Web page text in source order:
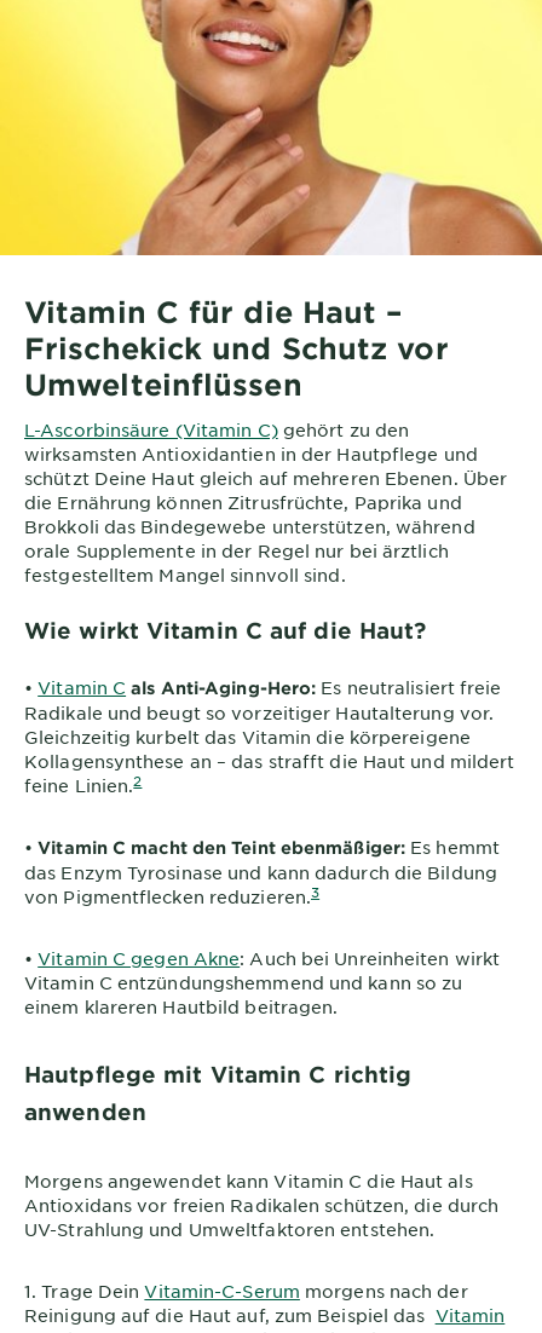
Vitamin C für die Haut –
Frischekick und Schutz vor
Umwelteinflüssen
L-Ascorbinsäure (Vitamin C)gehört zu den
wirksamsten Antioxidantien in der Hautpflege und
schützt Deine Haut gleich auf mehreren Ebenen. Über
die Ernährung können Zitrusfrüchte, Paprika und
Brokkoli das Bindegewebe unterstützen, während
orale Supplemente in der Regel nur bei ärztlich
festgestelltem Mangel sinnvoll sind.
Wie wirkt Vitamin C auf die Haut?
•Vitamin C als Anti-Aging-Hero: Es neutralisiert freie
Radikale und beugt so vorzeitiger Hautalterung vor.
Gleichzeitig kurbelt das Vitamin die körpereigene
Kollagensynthese an – das strafft die Haut und mildert
feine Linien.2
•Vitamin C macht den Teint ebenmäßiger: Es hemmt
das Enzym Tyrosinase und kann dadurch die Bildung
von Pigmentflecken reduzieren.3
•Vitamin C gegen Akne: Auch bei Unreinheiten wirkt
Vitamin C entzündungshemmend und kann so zu
einem klareren Hautbild beitragen.
Hautpflege mit Vitamin C richtig
anwenden
Morgens angewendet kann Vitamin C die Haut als
Antioxidans vor freien Radikalen schützen, die durch
UV-Strahlung und Umweltfaktoren entstehen.
1. Trage DeinVitamin-C-Serum morgens nach der
Reinigung auf die Haut auf, zum Beispiel das Vitamin